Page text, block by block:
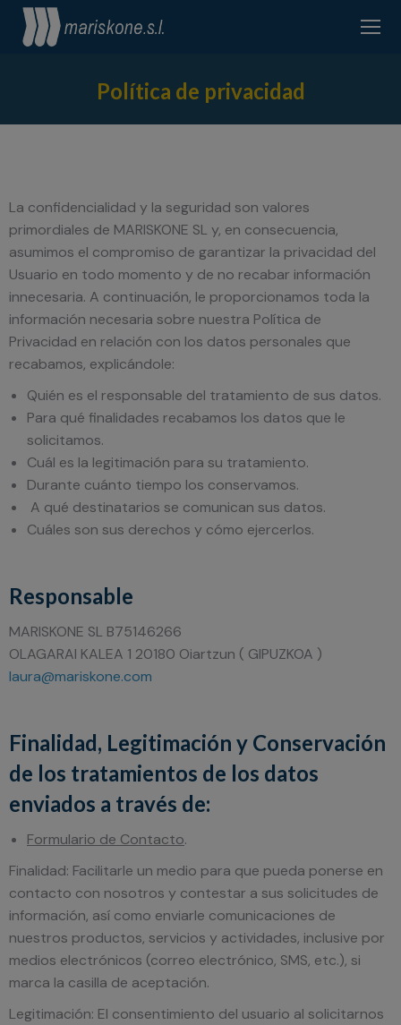
Política de privacidad
La confidencialidad y la seguridad son valores
primordiales de MARISKONE SL y, en consecuencia,
asumimos el compromiso de garantizar la privacidad del
Usuario en todo momento y de no recabar información
innecesaria. A continuación, le proporcionamos toda la
información necesaria sobre nuestra Política de
Privacidad en relación con los datos personales que
recabamos, explicándole:
Quién es el responsable del tratamiento de sus datos.
Para qué finalidades recabamos los datos que le
solicitamos.
Cuál es la legitimación para su tratamiento.
Durante cuánto tiempo los conservamos.
A qué destinatarios se comunican sus datos.
Cuáles son sus derechos y cómo ejercerlos.
Responsable
MARISKONE SL B75146266
OLAGARAI KALEA 1 20180 Oiartzun ( GIPUZKOA )
laura@mariskone.com
Finalidad, Legitimación y Conservación
de los tratamientos de los datos
enviados a través de:
Formulario de Contacto.
Finalidad: Facilitarle un medio para que pueda ponerse en
contacto con nosotros y contestar a sus solicitudes de
información, así como enviarle comunicaciones de
nuestros productos, servicios y actividades, inclusive por
medios electrónicos (correo electrónico, SMS, etc.), si
marca la casilla de aceptación.
Legitimación: El consentimiento del usuario al solicitarnos